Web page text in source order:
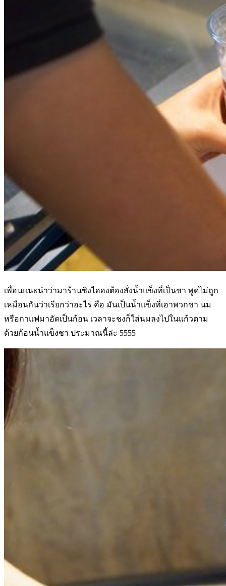
เพื่อนแนะนำว่ามาร้านซิงไฮฮงต้องสั่งน้ำแข็งที่เป็นชา พูดไม่ถูก
เหมือนกันว่าเรียกว่าอะไร คือ มันเป็นน้ำแข็งที่เอาพวกชา นม
หรือกาแฟมาอัดเป็นก้อน เวลาจะชงก็ใส่นมลงไปในแก้วตาม
ด้วยก้อนน้ำแข็งชา ประมาณนี้ล่ะ 5555